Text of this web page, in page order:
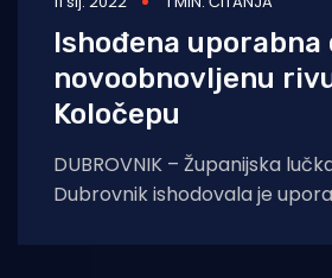
Ishođena uporabna
novoobnovljenu
Koločepu
DUBROVNIK – Županijska
Dubrovnik ishodovala je
Riječ je